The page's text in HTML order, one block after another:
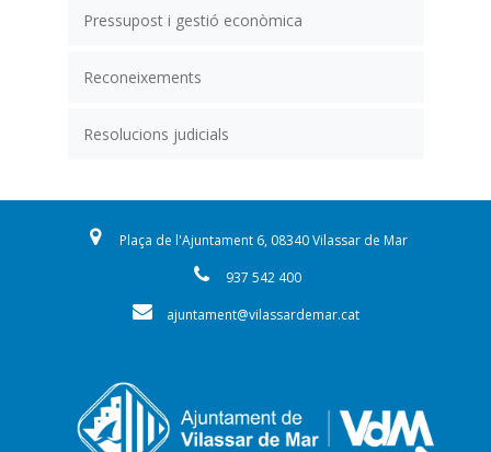
Pressupost i gestió econòmica
Reconeixements
Resolucions judicials
Plaça de l'Ajuntament 6, 08340 Vilassar de Mar
937 542 400
ajuntament@vilassardemar.cat